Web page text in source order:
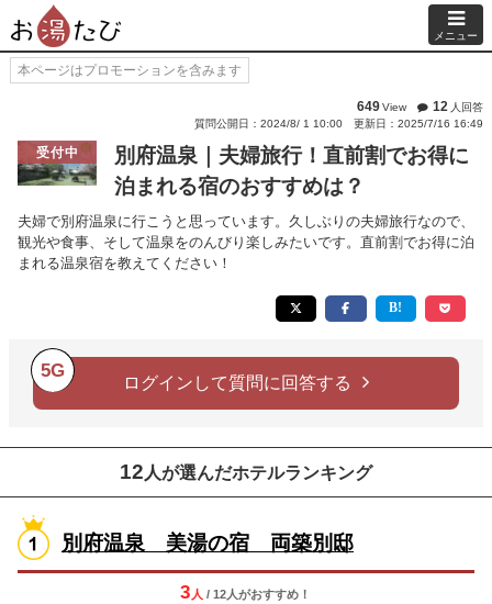
メニュー
本ページはプロモーションを含みます
649View 12 人回答
質問公開日：2024/8/ 1 10:00
更新日：2025/7/16 16:49
受付中
別府温泉｜夫婦旅行！直前割でお得に
泊まれる宿のおすすめは？
夫婦で別府温泉に行こうと思っています。久しぶりの夫婦旅行なので、
観光や食事、そして温泉をのんびり楽しみたいです。直前割でお得に泊
まれる温泉宿を教えてください！
5G
ログインして質問に回答する
12 人が選んだホテルランキング
別府温泉 美湯の宿 両築別邸
3 人 / 12人がおすすめ！